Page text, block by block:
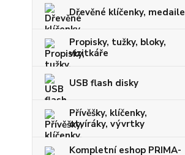
Dřevěné klíčenky, medaile
Propisky, tužky, bloky,
vizitkáře
USB flash disky
Přívěšky, klíčenky,
otvíráky, vývrtky
Kompletní eshop PRIMA-